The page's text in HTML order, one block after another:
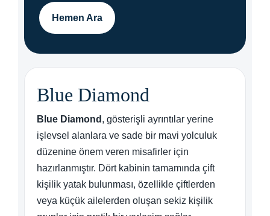
Hemen Ara
Blue Diamond
Blue Diamond , gösterişli ayrıntılar yerine
işlevsel alanlara ve sade bir mavi yolculuk
düzenine önem veren misafirler için
hazırlanmıştır. Dört kabinin tamamında çift
kişilik yatak bulunması, özellikle çiftlerden
veya küçük ailelerden oluşan sekiz kişilik